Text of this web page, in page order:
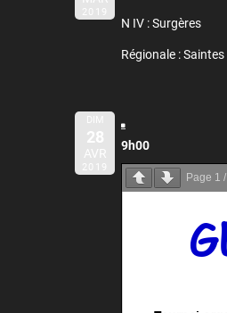
2019
N IV : Surgères
Régionale : Saintes
DIM
28
AVR
2019
9h00
Page 1 /